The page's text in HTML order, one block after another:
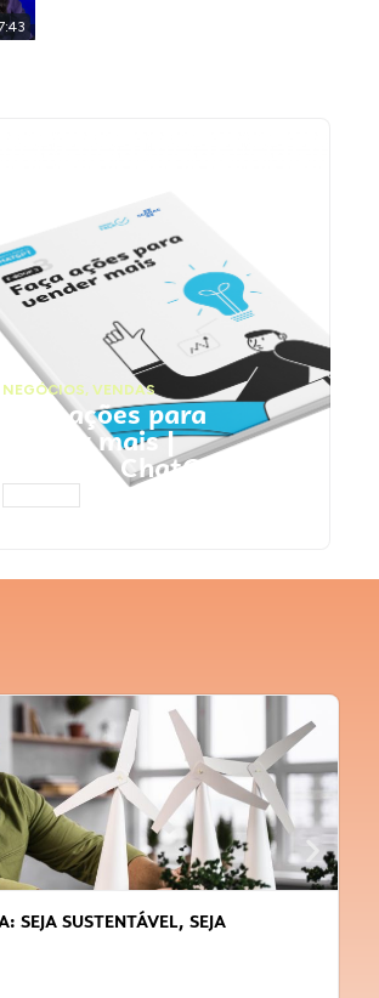
NEGÓCIOS, VENDAS
Faça ações para
vender mais |
Prompts ChatGPT
SEJA SUSTENTÁVEL, SEJA